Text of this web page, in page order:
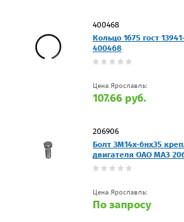
400468
Кольцо 1б75 гост
400468
Цена Ярославль:
107.66 руб.
206906
Болт 3М14х-6нх35
двигателя ОАО МАЗ
Цена Ярославль:
По запросу